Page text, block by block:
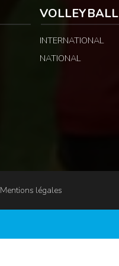
VOLLEYBALL
INTERNATIONAL
NATIONAL
Mentions légales